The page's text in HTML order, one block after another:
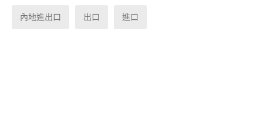
內地進出口 出口 進口